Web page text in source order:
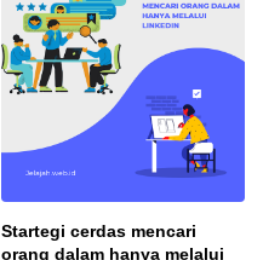
Startegi cerdas mencari
orang dalam hanya melalui